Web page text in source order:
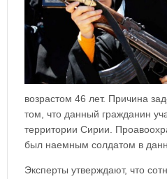
возрастом 46 лет. Причина
том, что данный гражданин
территории Сирии.
был наемным солдатом в
Эксперты утверждают, что